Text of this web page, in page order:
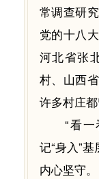
常调查研
党的十八
河北省张
村、山西
许多村庄
“看一
记“身入”
内心坚守。